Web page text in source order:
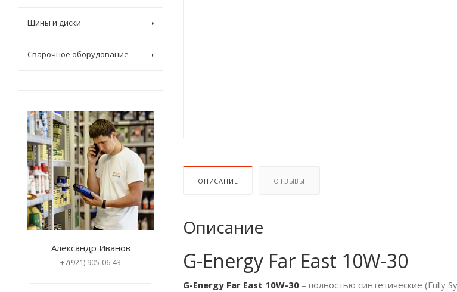
ОПИСАНИЕ ОТЗЫВЫ
Описание
G-Energy Far East 10W-30
G-Energy Far East 10W-30 – полностью синтетические (Fully
Шины и диски
Сварочное оборудование
Александр Иванов
+7(921) 905-06-43